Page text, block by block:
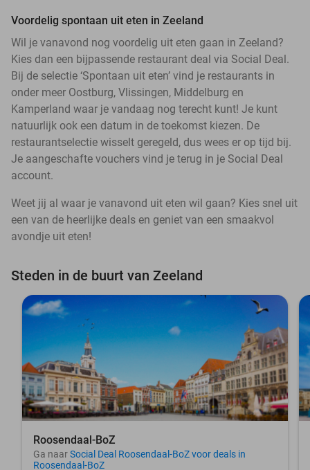
Voordelig spontaan uit eten in Zeeland
Wil je vanavond nog voordelig uit eten gaan in Zeeland?
Kies dan een bijpassende restaurant deal via Social Deal.
Bij de selectie ‘Spontaan uit eten’ vind je restaurants in
onder meer Oostburg, Vlissingen, Middelburg en
Kamperland waar je vandaag nog terecht kunt! Je kunt
natuurlijk ook een datum in de toekomst kiezen. De
restaurantselectie wisselt geregeld, dus wees er op tijd bij.
Je aangeschafte vouchers vind je terug in je Social Deal
account.
Weet jij al waar je vanavond uit eten wil gaan? Kies snel uit
een van de heerlijke deals en geniet van een smaakvol
avondje uit eten!
Steden in de buurt van Zeeland
Roosendaal-BoZ
Ga naarSocial Deal Roosendaal-BoZ voor deals in
Roosendaal-BoZ